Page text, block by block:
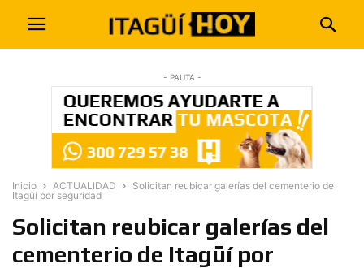
- PAUTA -
Inicio ACTUALIDAD
Solicitan reubicar galerías del cementerio de
Itagüí por seguridad
Solicitan reubicar galerías del
cementerio de Itagüí por